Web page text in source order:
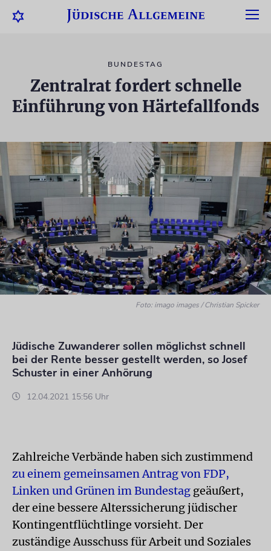
BUNDESTAG
Zentralrat fordert schnelle
Einführung von Härtefallfonds
Foto: imago images / Christian Spicker
Jüdische Zuwanderer sollen möglichst schnell
bei der Rente besser gestellt werden, so Josef
Schuster in einer Anhörung
12.04.2021 15:56 Uhr
Zahlreiche Verbände haben sich zustimmend
zu einem gemeinsamen Antrag von FDP,
Linken und Grünen im Bundestag geäußert,
der eine bessere Alterssicherung jüdischer
Kontingentflüchtlinge vorsieht. Der
zuständige Ausschuss für Arbeit und Soziales